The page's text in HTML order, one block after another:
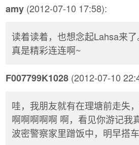
amy (2012-07-10 17:58):
读着读着，也想念起Lahsa来
真是精彩连连啊~
F007799K1028 (2012-07-10
哇，我朋友就有在理塘前走失
啊啊啊啊啊 啊，看见你游记我
波密警察家里蹭饭中，明早搭